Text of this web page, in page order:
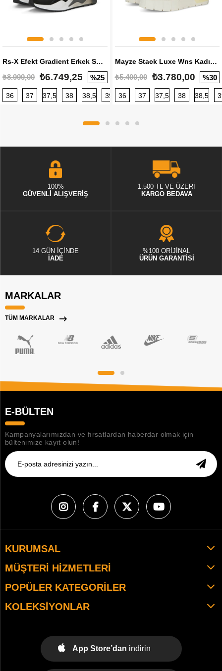
Rs-X Efekt Gradient Erkek Sneaker
₺8.999,00 ₺6.749,25 %25
36 37 37,5 38 38,5 39 40 40,5 41 42 42,5
Mayze Stack Luxe Wns Kadın Sneaker
₺5.400,00 ₺3.780,00 %30
36 37 37,5 38 38,5
100%
GÜVENLİ ALIŞVERİŞ
1.500 TL VE ÜZERİ
KARGO BEDAVA
14 GÜN İÇİNDE
İADE
%100 ORİJİNAL
ÜRÜN GARANTİSİ
MARKALAR
TÜM MARKALAR
E-BÜLTEN
Kampanyalarımızdan ve fırsatlardan haberdar olmak için
bültenimize kayıt olun!
KURUMSAL
MÜŞTERI HIZMETLERI
POPÜLER KATEGORILER
KOLEKSIYONLAR
App Store’dan indirin